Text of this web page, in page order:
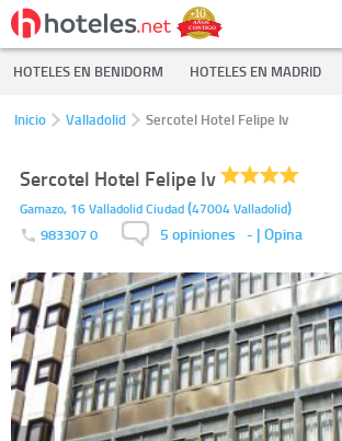
HOTELES EN BENIDORM HOTELES EN MADRID
Inicio Valladolid Sercotel Hotel Felipe Iv
Sercotel Hotel Felipe Iv
Gamazo, 16Valladolid Ciudad(47004Valladolid)
983307 0 5 opiniones - | Opina